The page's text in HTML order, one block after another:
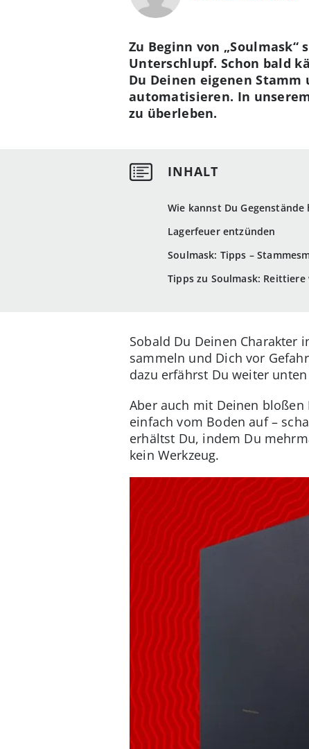
Wie kannst Du Gegenstände
Lagerfeuer entzünden
Soulmask: Tipps –
Tipps zu Soulmask:
Zu Beginn von
Unterschlupf. Schon bald
Du Deinen eigenen
automatisieren. In
zu überleben.
Sobald Du Deinen Charakter
sammeln und Dich vor
dazu erfährst Du weiter
Aber auch mit Deinen bloßen
einfach vom Boden auf –
erhältst Du, indem Du
kein Werkzeug.